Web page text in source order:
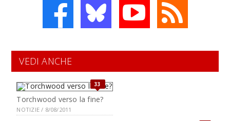
VEDI ANCHE
33
Torchwood verso la fine?
NOTIZIE / 8/08/2011